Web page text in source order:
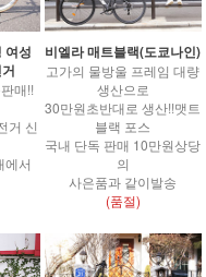
여성
매!!
거 신
에서
비엘라 매트블랙(도쿄나인)
고가의 물방울 프레임 대량
생산으로
30만원초반대로 생산!!맷트
블랙 포스
국내 단독 판매 10만원상당
의
사은품과 같이발송
(품절)